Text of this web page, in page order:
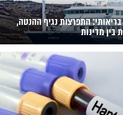
התפרצות נגיף ההנטה,
בין מדינות